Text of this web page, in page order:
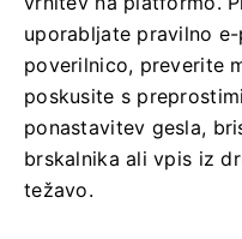
uporabljate pravilno
poverilnico, preverite
poskusite s
ponastavitev gesla,
brskalnika ali vpis iz
težavo.